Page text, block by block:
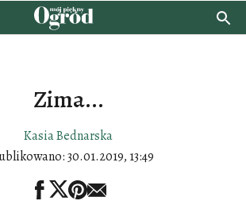
Zima...
Kasia Bednarska
30.01.2019, 13:49